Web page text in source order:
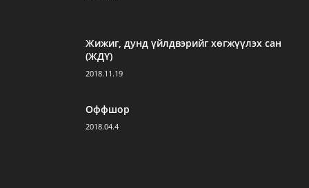
Жижиг, дунд үйлдвэрийг хөгжүүлэх сан
(ЖДҮ)
2018.11.19
Оффшор
2018.04.4